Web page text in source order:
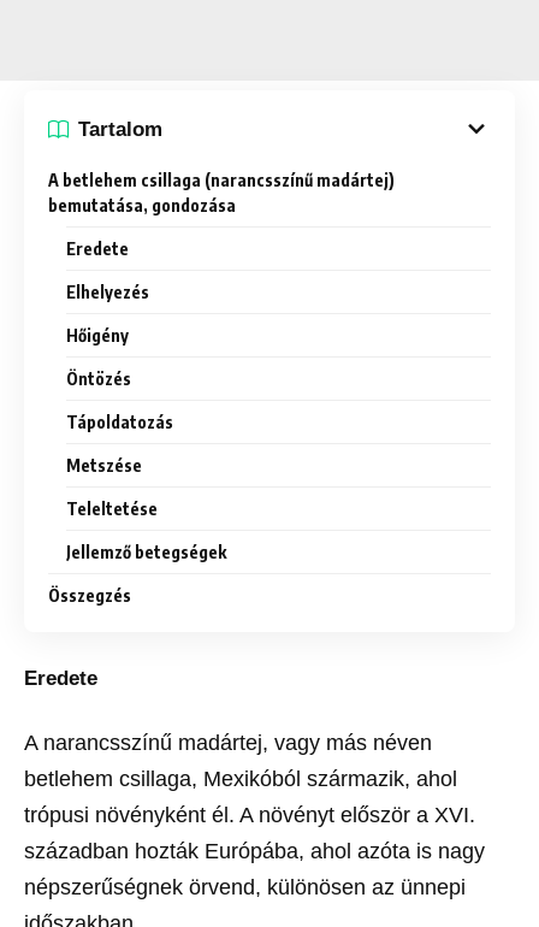
Tartalom
A betlehem csillaga (narancsszínű madártej)
bemutatása, gondozása
Eredete
Elhelyezés
Hőigény
Öntözés
Tápoldatozás
Metszése
Teleltetése
Jellemző betegségek
Összegzés
Eredete
A narancsszínű madártej, vagy más néven
betlehem csillaga, Mexikóból származik, ahol
trópusi növényként él. A növényt először a XVI.
században hozták Európába, ahol azóta is nagy
népszerűségnek örvend, különösen az ünnepi